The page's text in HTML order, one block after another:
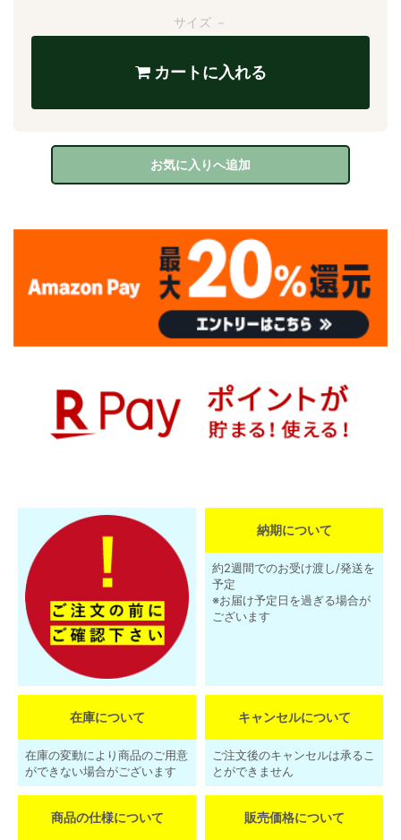
サイズ －
カートに入れる
お気に入りへ追加
納期について
約2週間でのお受け渡し/発送を
予定
※お届け予定日を過ぎる場合が
ございます
在庫について
在庫の変動により商品のご用意
ができない場合がございます
キャンセルについて
ご注文後のキャンセルは承るこ
とができません
商品の仕様について 販売価格について